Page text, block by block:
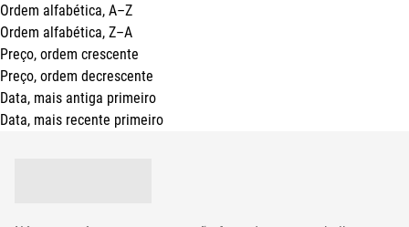
Ordem alfabética, A–Z
Ordem alfabética, Z–A
Preço, ordem crescente
Preço, ordem decrescente
Data, mais antiga primeiro
Data, mais recente primeiro